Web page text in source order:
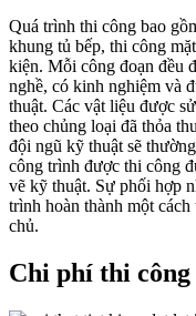
Quá trình thi công bao
khung tủ bếp, thi công
kiện. Mỗi công đoạn đều
nghề, có kinh nghiệm và
thuật. Các vật liệu được
theo chủng loại đã thỏa
đội ngũ kỹ thuật sẽ
công trình được thi công
vẽ kỹ thuật. Sự phối hợp
trình hoàn thành một
chủ.
Chi phí thi